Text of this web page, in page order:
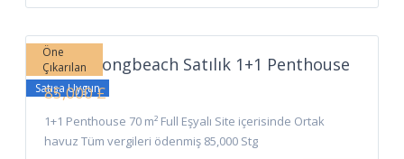
Beach,
Öne
Çıkarılan
Satışa Uygun
İskele Longbeach Satılık 1+1 Penthouse
85,000 £
1+1 Penthouse 70 m² Full Eşyalı Site içerisinde Ortak
havuz Tüm vergileri ödenmiş 85,000 Stg